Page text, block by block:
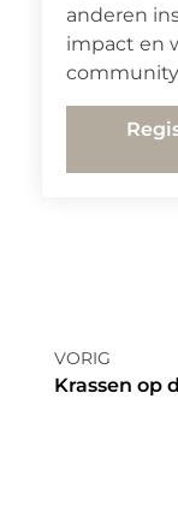
anderen
impact en
VORIG
Krassen op